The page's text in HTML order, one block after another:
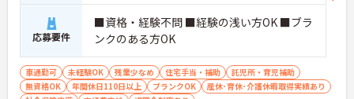
応募要件
■資格・経験不問 ■経験の浅い方OK ■ブラ
ンクのある方OK
車通勤可 未経験OK 残業少なめ 住宅手当・補助
託児所・育児補助
無資格OK
年間休日110日以上 ブランクOK
産休･育休･介護休暇取得実績あり